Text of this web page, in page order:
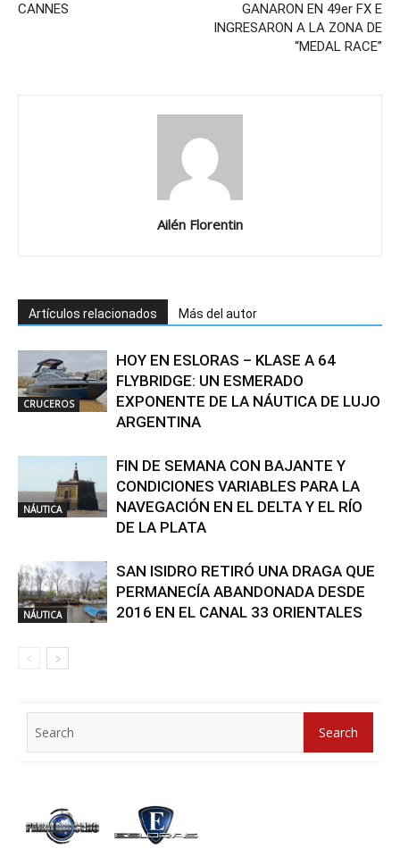
CANNES
GANARON EN 49er FX E
INGRESARON A LA ZONA DE
“MEDAL RACE”
Ailén Florentin
Artículos relacionados Más del autor
CRUCEROS
HOY EN ESLORAS – KLASE A 64
FLYBRIDGE: UN ESMERADO
EXPONENTE DE LA NÁUTICA DE LUJO
ARGENTINA
NÁUTICA
FIN DE SEMANA CON BAJANTE Y
CONDICIONES VARIABLES PARA LA
NAVEGACIÓN EN EL DELTA Y EL RÍO
DE LA PLATA
NÁUTICA
SAN ISIDRO RETIRÓ UNA DRAGA QUE
PERMANECÍA ABANDONADA DESDE
2016 EN EL CANAL 33 ORIENTALES
for:
Search